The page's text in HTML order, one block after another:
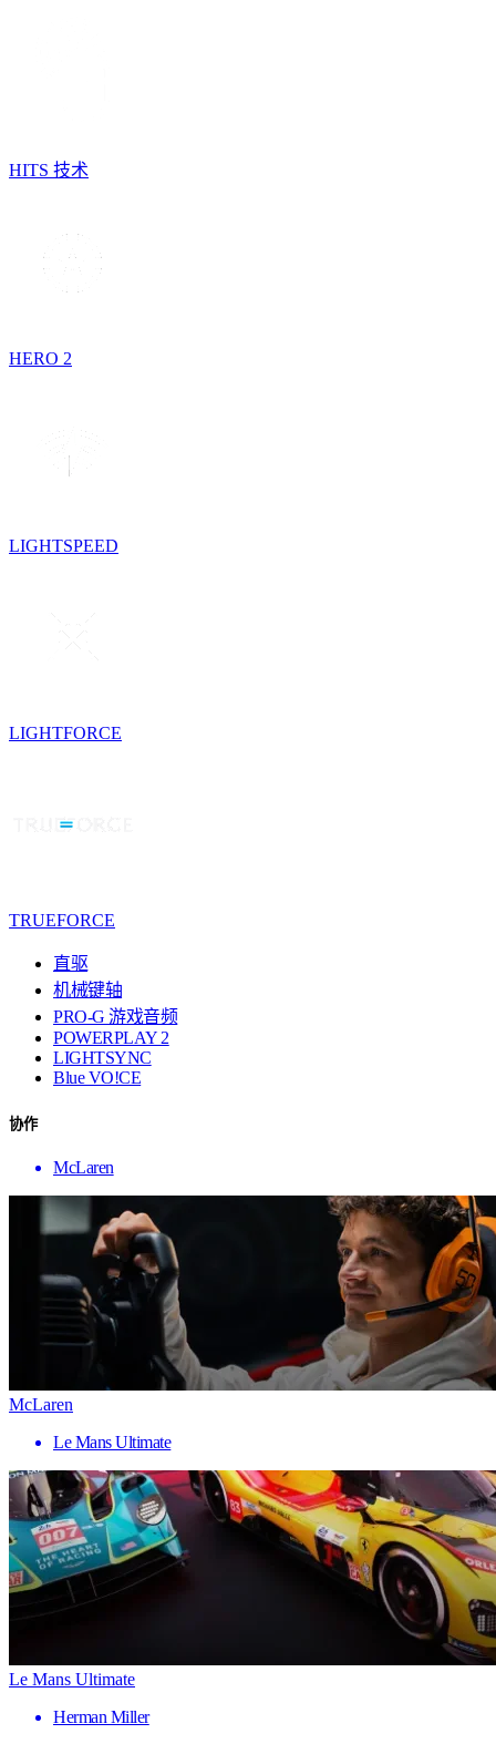
HITS 技术
HERO 2
LIGHTSPEED
LIGHTFORCE
TRUEFORCE
直驱
机械键轴
PRO-G 游戏音频
POWERPLAY 2
LIGHTSYNC
Blue VO!CE
协作
McLaren
McLaren
Le Mans Ultimate
Le Mans Ultimate
Herman Miller